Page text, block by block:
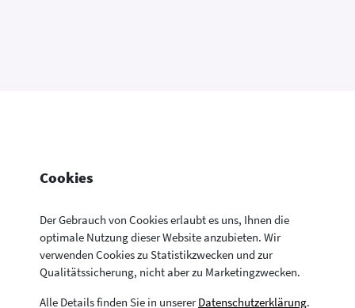
Cookies
Der Gebrauch von Cookies erlaubt es uns, Ihnen die
optimale Nutzung dieser Website anzubieten. Wir
verwenden Cookies zu Statistikzwecken und zur
Qualitätssicherung, nicht aber zu Marketingzwecken.
Alle Details finden Sie in unsererDatenschutzerklärung.
Konsumentenfragen Newsletter
Aktuelle Neuigkeiten aus allen Bereichen der
Konsumentenfragen
Newsletter Kontakt
Datenschutzerklärung